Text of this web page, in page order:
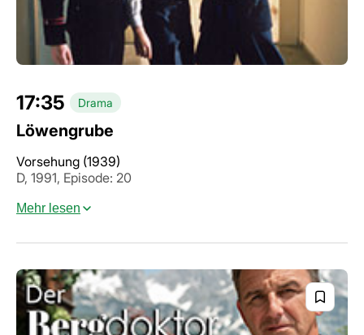
17:35 Drama
Löwengrube
Vorsehung (1939)
D, 1991, Episode: 20
Mehr lesen